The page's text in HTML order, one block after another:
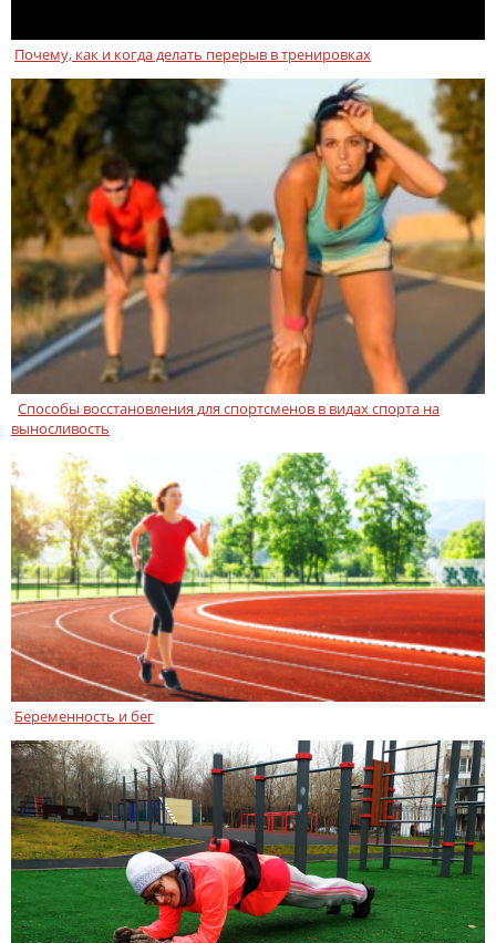
Почему, как и когда делать перерыв в тренировках
Способы восстановления для спортсменов в видах спорта на
выносливость
Беременность и бег